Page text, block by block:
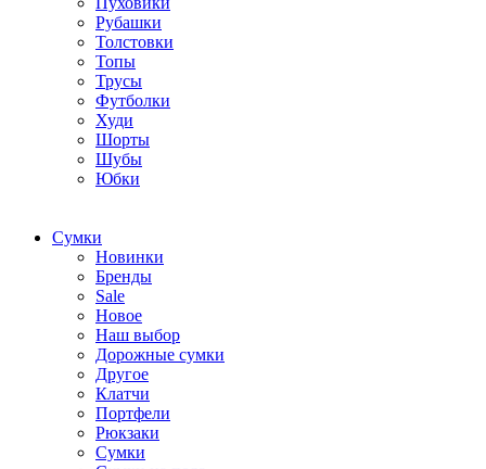
Рубашки
Толстовки
Топы
Трусы
Футболки
Худи
Шорты
Шубы
Юбки
Cумки
Новинки
Бренды
Sale
Новое
Наш выбор
Дорожные сумки
Другое
Клатчи
Портфели
Рюкзаки
Сумки